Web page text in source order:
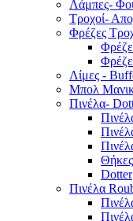
Λάμπες-
Τροχοί-
Φρέζες
Λίμες -
Μπολ
Πινέλα-
Dotter
Πινέλα